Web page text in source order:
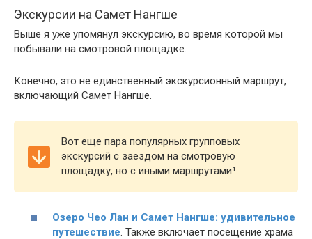
Экскурсии на Самет Нангше
Выше я уже упомянул экскурсию, во время которой мы
побывали на смотровой площадке.
Конечно, это не единственный экскурсионный маршрут,
включающий Самет Нангше.
Вот еще пара популярных групповых
экскурсий с заездом на смотровую
площадку, но с иными маршрутами¹:
Озеро Чео Лан и Самет Нангше: удивительное
путешествие. Также включает посещение храма